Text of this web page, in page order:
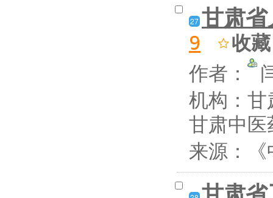
27 甘肃
9 收藏
作者：
机构：
甘肃中
来源：